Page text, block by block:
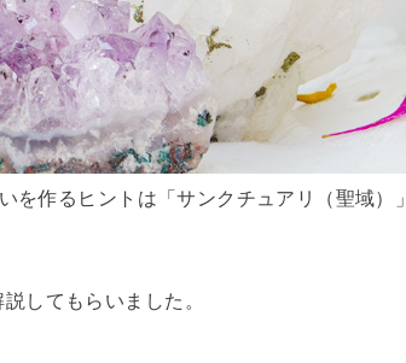
を作るヒントは 「サンクチュアリ（聖域）」
説してもらいました。